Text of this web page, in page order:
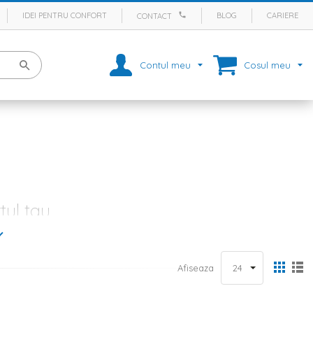
IDEI PENTRU CONFORT CONTACT BLOG CARIERE
Contul meu Cosul meu
tau
si sa aduca frumusete dormitorului tau. In oferta Homelux vei
un
pat matrimonial
iti reincarci bateriile dupa o zi plina si obositoare, toate
Afiseaza